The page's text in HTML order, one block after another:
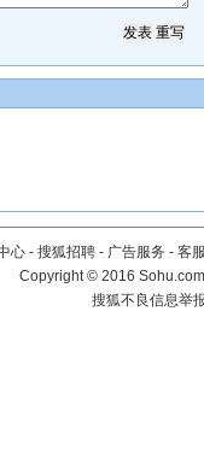
心 - 搜狐招聘 - 广告服务 - 客
Copyright©2016
搜狐不良信息举